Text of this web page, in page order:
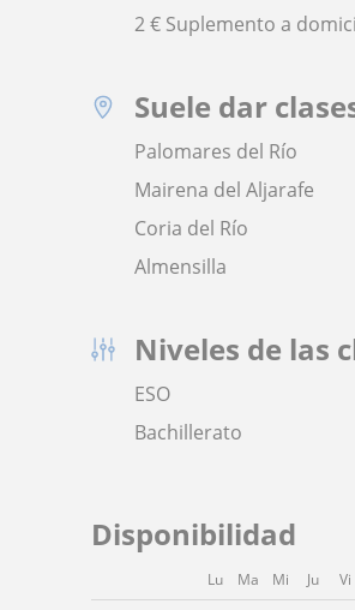
2 € Suplemento a
Suele dar
Palomares del Río
Mairena del Aljarafe
Coria del Río
Almensilla
Niveles de las
ESO
Bachillerato
Disponibilidad
Lu Ma Mi Ju Vi